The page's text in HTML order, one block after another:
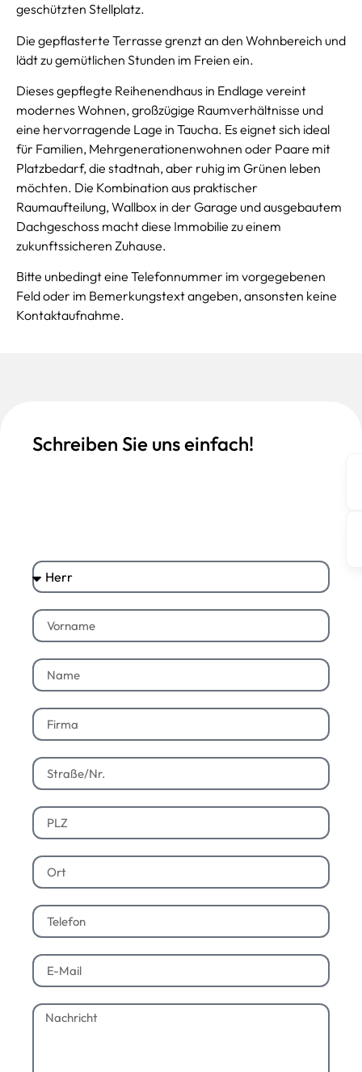
geschützten Stellplatz.
Die gepflasterte Terrasse grenzt an den Wohnbereich und
lädt zu gemütlichen Stunden im Freien ein.
Dieses gepflegte Reihenendhaus in Endlage vereint
modernes Wohnen, großzügige Raumverhältnisse und
eine hervorragende Lage in Taucha. Es eignet sich ideal
für Familien, Mehrgenerationenwohnen oder Paare mit
Platzbedarf, die stadtnah, aber ruhig im Grünen leben
möchten. Die Kombination aus praktischer
Raumaufteilung, Wallbox in der Garage und ausgebautem
Dachgeschoss macht diese Immobilie zu einem
zukunftssicheren Zuhause.
Bitte unbedingt eine Telefonnummer im vorgegebenen
Feld oder im Bemerkungstext angeben, ansonsten keine
Kontaktaufnahme.
Schreiben Sie uns einfach!